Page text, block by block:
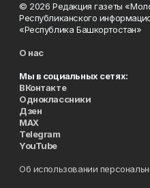
© 2026 Редакция газеты
Республиканского
«Республика Башкортостан»
О нас
Мы в социальных сетях:
ВКонтакте
Одноклассники
Дзен
MAX
Telegram
YouTube
Об использовании